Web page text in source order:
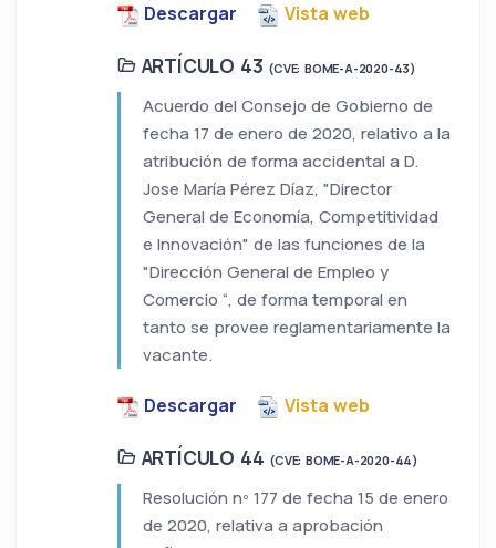
Descargar Vista web
ARTÍCULO 43 (CVE: BOME-A-2020-43)
Acuerdo del Consejo de Gobierno de
fecha 17 de enero de 2020, relativo a la
atribución de forma accidental a D.
Jose María Pérez Díaz, "Director
General de Economía, Competitividad
e Innovación" de las funciones de la
"Dirección General de Empleo y
Comercio “, de forma temporal en
tanto se provee reglamentariamente la
vacante.
Descargar Vista web
ARTÍCULO 44 (CVE: BOME-A-2020-44)
Resolución nº 177 de fecha 15 de enero
de 2020, relativa a aprobación